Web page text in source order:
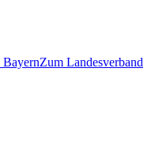
Zum Landesverband